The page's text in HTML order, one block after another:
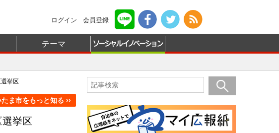
ログイン 会員登録
テーマ
挙区
ま市をもっと知る ››
選挙区